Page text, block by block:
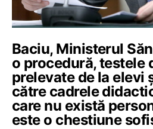
Baciu, Ministerul
o procedură, testele
prelevate de la elevi
către cadrele
care nu există
este o chestiune